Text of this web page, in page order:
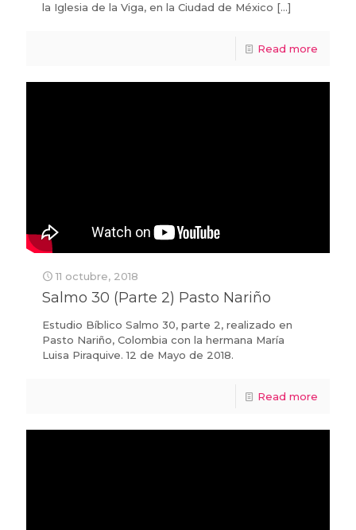
la Iglesia de la Viga, en la Ciudad de México […]
Read more
11 octubre, 2018
Salmo 30 (Parte 2) Pasto Nariño
Estudio Bíblico Salmo 30, parte 2, realizado en
Pasto Nariño, Colombia con la hermana María
Luisa Piraquive. 12 de Mayo de 2018.
Read more